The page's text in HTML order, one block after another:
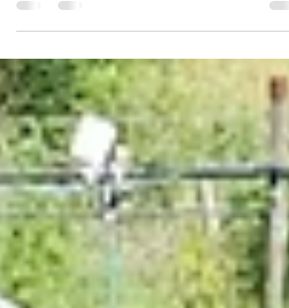
Loups Maraîchers depuis le mois de Janvier.
après-midi. (Photo ci-dessus) Article détaillé sur
TAFs à la fin de cette newsletter. Petit rappel sur
activités des adhérents "panier" Les récoltes sont
réparties équitablement entre les adhérents
aux « paniers ». L